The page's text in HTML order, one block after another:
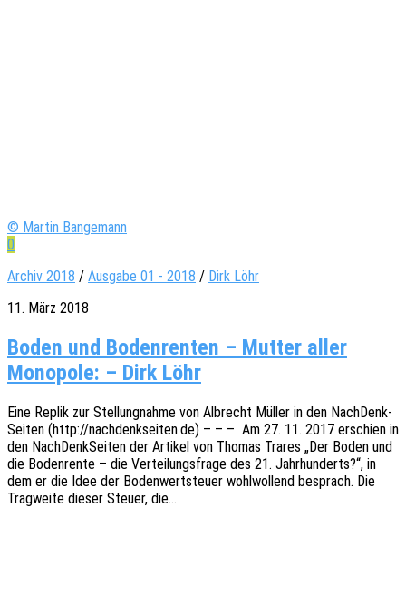
© Martin Bangemann
0
Archiv 2018 / Ausgabe 01 - 2018 / Dirk Löhr
11. März 2018
Boden und Bodenrenten – Mutter aller
Monopole: – Dirk Löhr
Eine Replik zur Stel­lung­nah­me von Albrecht Müller in den Nach­Denk­
Sei­ten (http://nachdenkseiten.de) – – – Am 27. 11. 2017 erschien in
den Nach­Denk­Sei­ten der Arti­kel von Thomas Trares „Der Boden und
die Boden­ren­te – die Vertei­lungs­fra­ge des 21. Jahr­hun­derts?“, in
dem er die Idee der Boden­wert­steu­er wohl­wol­lend besprach. Die
Trag­wei­te dieser Steuer, die…